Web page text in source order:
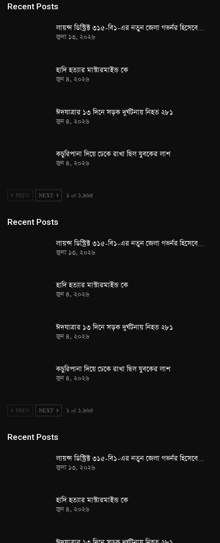
Recent Posts
লায়ন্স ডিস্ট্রিক্ট ৩১৫-বি১-এর নতুন জেলা গভর্নর হিসেবে…
জুলা ১৩, ২০২৬
হাদি হত্যার মাস্টারমাইন্ড কে
জুন ৪, ২০২৬
ঈদযাত্রার ১৩ দিনে সড়ক দুর্ঘটনায় নিহত ২৮১
জুন ৪, ২০২৬
কচুরিপানা দিয়ে ঢেকে রাখা ছিল যুবকের লাশ
জুন ৪, ২০২৬
PREV NEXT ১ of ১,৯৬৫
Recent Posts
লায়ন্স ডিস্ট্রিক্ট ৩১৫-বি১-এর নতুন জেলা গভর্নর হিসেবে…
জুলা ১৩, ২০২৬
হাদি হত্যার মাস্টারমাইন্ড কে
জুন ৪, ২০২৬
ঈদযাত্রার ১৩ দিনে সড়ক দুর্ঘটনায় নিহত ২৮১
জুন ৪, ২০২৬
কচুরিপানা দিয়ে ঢেকে রাখা ছিল যুবকের লাশ
জুন ৪, ২০২৬
PREV NEXT ১ of ১,৯৬৫
Recent Posts
লায়ন্স ডিস্ট্রিক্ট ৩১৫-বি১-এর নতুন জেলা গভর্নর হিসেবে…
জুলা ১৩, ২০২৬
হাদি হত্যার মাস্টারমাইন্ড কে
জুন ৪, ২০২৬